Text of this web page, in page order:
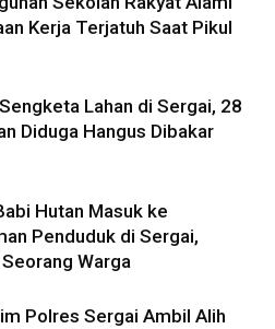
Kerja Terjatuh Saat Pikul
Lahan di Sergai, 28
Diduga Hangus Dibakar
Hutan Masuk ke
Penduduk di Sergai,
Warga
Polres Sergai Ambil Alih